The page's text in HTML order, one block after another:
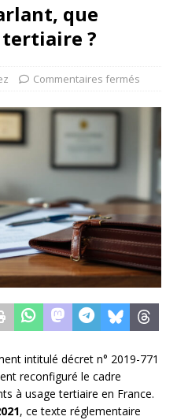
que
tertiaire ?
Commentaires fermés
intitulé décret n° 2019-771
reconfiguré le cadre
à usage tertiaire en France.
, ce texte réglementaire